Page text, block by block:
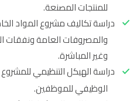
للمنتجات المصنعة.
دراسة تكاليف مشروع المواد
والمصروفات العامة ونفقات
وغير المباشرة.
دراسة الهيكل التنظيمي
الوظيفي للموظفين.